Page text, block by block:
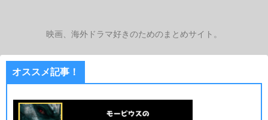
映画、海外ドラマ好きのためのまとめサイト。
オススメ記事！